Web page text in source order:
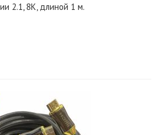
2.1, 8K, длиной 1 м.